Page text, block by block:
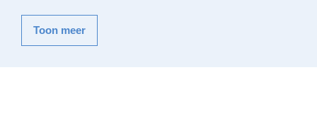
Toon meer